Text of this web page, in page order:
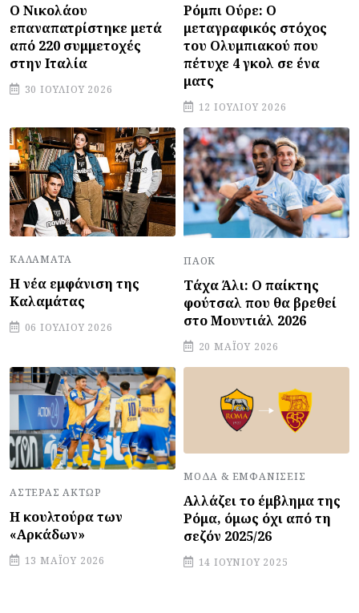
Ο Νικολάου
επαναπατρίστηκε μετά
από 220 συμμετοχές
στην Ιταλία
30 ΙΟΥΛΊΟΥ 2026
Ρόμπι Ούρε: Ο
μεταγραφικός στόχος
του Ολυμπιακού που
πέτυχε 4 γκολ σε ένα
ματς
12 ΙΟΥΛΊΟΥ 2026
ΚΑΛΑΜΆΤΑ
Η νέα εμφάνιση της
Καλαμάτας
06 ΙΟΥΛΊΟΥ 2026
ΠΑΟΚ
Τάχα Άλι: Ο παίκτης
φούτσαλ που θα βρεθεί
στο Μουντιάλ 2026
20 ΜΑΪ́ΟΥ 2026
ΑΣΤΈΡΑΣ ΆΚΤΩΡ
Η κουλτούρα των
«Αρκάδων»
13 ΜΑΪ́ΟΥ 2026
ΜΌΔΑ & ΕΜΦΑΝΊΣΕΙΣ
Αλλάζει το έμβλημα της
Ρόμα, όμως όχι από τη
σεζόν 2025/26
14 ΙΟΥΝΊΟΥ 2025